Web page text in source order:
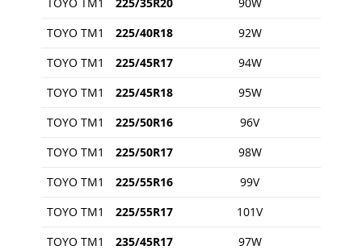
TOYO TM1
225/40R18
92W
TOYO TM1
225/45R17
94W
TOYO TM1
225/45R18
95W
TOYO TM1
225/50R16
96V
TOYO TM1
225/50R17
98W
TOYO TM1
225/55R16
99V
TOYO TM1
225/55R17
101V
TOYO TM1
235/45R17
97W